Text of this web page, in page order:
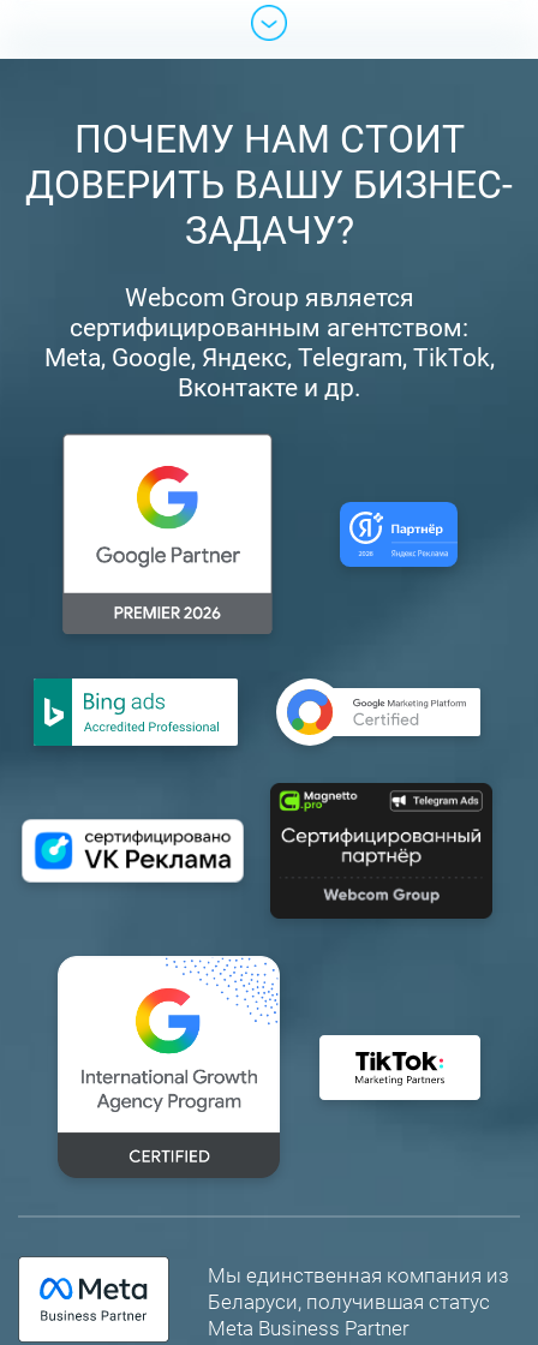
ПОЧЕМУ НАМ СТОИТ
ДОВЕРИТЬ ВАШУ БИЗНЕС-
ЗАДАЧУ?
Webcom Group является
сертифицированным агентством:
Meta, Google, Яндекс, Telegram, TikTok,
Вконтакте и др.
Мы единственная компания из
Беларуси, получившая статус
Meta Business Partner